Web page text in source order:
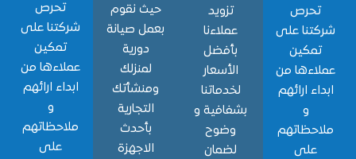
على
من
ارائهم
عملاءنا
الأسعار
لخدماتنا
بشفافية و
حيث نقوم
بعمل صيانة
ومنشأتك
التجارية
شركتنا على
عملاءها من
ابداء ارائهم
ملاحظاتهم